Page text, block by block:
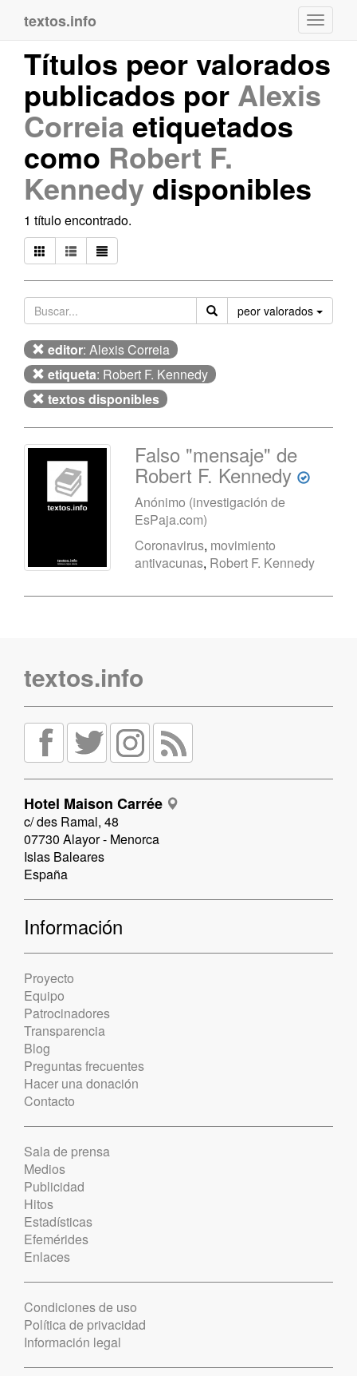
textos.info
Títulos peor valorados
publicados por Alexis
Correia etiquetados
como Robert F.
Kennedy disponibles
1 título encontrado.
peor valorados
editor: Alexis Correia
etiqueta: Robert F. Kennedy
textos disponibles
Falso "mensaje" de
Robert F. Kennedy
Anónimo (investigación de
EsPaja.com)
Coronavirus, movimiento
antivacunas, Robert F. Kennedy
textos.info
Hotel Maison Carrée
c/ des Ramal, 48
07730 Alayor - Menorca
Islas Baleares
España
Información
Proyecto
Equipo
Patrocinadores
Transparencia
Blog
Preguntas frecuentes
Hacer una donación
Contacto
Sala de prensa
Medios
Publicidad
Hitos
Estadísticas
Efemérides
Enlaces
Condiciones de uso
Política de privacidad
Información legal